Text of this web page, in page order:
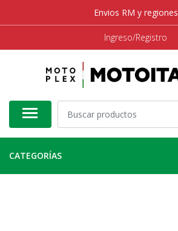
Envios RM y regiones
Ingreso/Registro
CATEGORÍAS